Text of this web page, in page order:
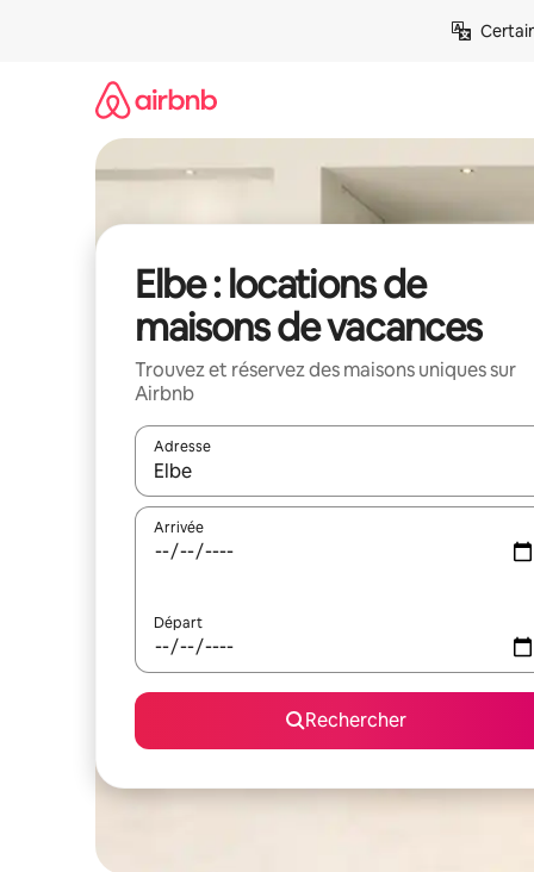
Elbe : locations de
maisons de vacances
Trouvez et réservez des maisons uniques sur
Airbnb
Adresse
Lorsque les résultats s'affichent, utilisez les
Arrivée
Départ
Rechercher